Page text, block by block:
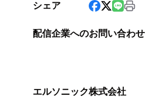
シェア
配信企業へのお問い合わせ
エルソニック株式会社